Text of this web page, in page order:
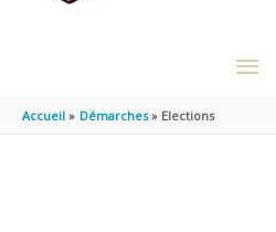
Accueil Démarches Elections